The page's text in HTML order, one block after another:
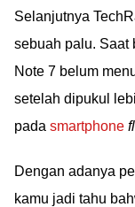
Selanjutnya
sebuah palu. Saat
Note 7 belum
setelah dipukul
pada smartphone
Dengan adanya
kamu jadi tahu